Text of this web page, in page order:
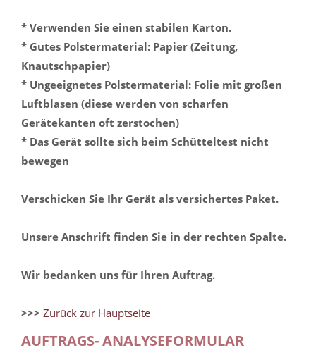
* Verwenden Sie einen stabilen Karton.
* Gutes Polstermaterial: Papier (Zeitung,
Knautschpapier)
* Ungeeignetes Polstermaterial: Folie mit großen
Luftblasen (diese werden von scharfen
Gerätekanten oft zerstochen)
* Das Gerät sollte sich beim Schütteltest nicht
bewegen
Verschicken Sie Ihr Gerät als versichertes Paket.
Unsere Anschrift finden Sie in der rechten Spalte.
Wir bedanken uns für Ihren Auftrag.
>>> Zurück zur Hauptseite
AUFTRAGS- ANALYSEFORMULAR